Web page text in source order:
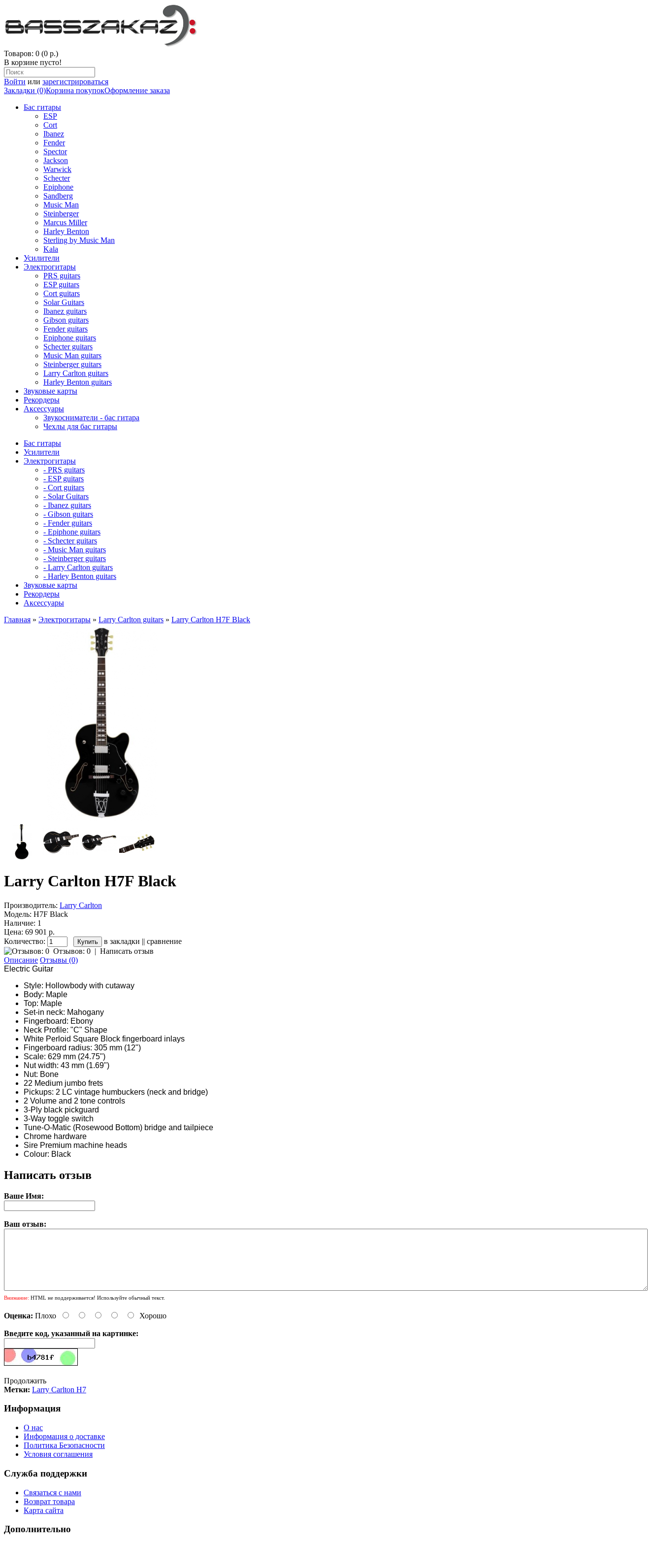
Товаров: 0 (0 р.)
В корзине пусто!
Войти или зарегистрироваться
Закладки (0)Корзина покупокОформление заказа
Бас гитары
ESP
Cort
Ibanez
Fender
Spector
Jackson
Warwick
Schecter
Epiphone
Sandberg
Music Man
Steinberger
Marcus Miller
Harley Benton
Sterling by Music Man
Kala
Усилители
Электрогитары
PRS guitars
ESP guitars
Cort guitars
Solar Guitars
Ibanez guitars
Gibson guitars
Fender guitars
Epiphone guitars
Schecter guitars
Music Man guitars
Steinberger guitars
Larry Carlton guitars
Harley Benton guitars
Звуковые карты
Рекордеры
Аксессуары
Звукосниматели - бас гитара
Чехлы для бас гитары
Бас гитары
Усилители
Электрогитары
- PRS guitars
- ESP guitars
- Cort guitars
- Solar Guitars
- Ibanez guitars
- Gibson guitars
- Fender guitars
- Epiphone guitars
- Schecter guitars
- Music Man guitars
- Steinberger guitars
- Larry Carlton guitars
- Harley Benton guitars
Звуковые карты
Рекордеры
Аксессуары
Главная » Электрогитары » Larry Carlton guitars » Larry Carlton H7F Black
Larry Carlton H7F Black
Производитель: Larry Carlton
Модель: H7F Black
Наличие: 1
Цена: 69 901 р.
Количество:
в закладки || сравнение
Отзывов: 0 | Написать отзыв
Описание Отзывы (0)
Electric Guitar
Style: Hollowbody with cutaway
Body: Maple
Top: Maple
Set-in neck: Mahogany
Fingerboard: Ebony
Neck Profile: "C" Shape
White Perloid Square Block fingerboard inlays
Fingerboard radius: 305 mm (12")
Scale: 629 mm (24.75")
Nut width: 43 mm (1.69")
Nut: Bone
22 Medium jumbo frets
Pickups: 2 LC vintage humbuckers (neck and bridge)
2 Volume and 2 tone controls
3-Ply black pickguard
3-Way toggle switch
Tune-O-Matic (Rosewood Bottom) bridge and tailpiece
Chrome hardware
Sire Premium machine heads
Colour: Black
Написать отзыв
Ваше Имя:
Ваш отзыв:
Внимание: HTML не поддерживается! Используйте обычный текст.
Оценка: Плохо Хорошо
Введите код, указанный на картинке:
Продолжить
Метки: Larry Carlton H7
Информация
О нас
Информация о доставке
Политика Безопасности
Условия соглашения
Служба поддержки
Связаться с нами
Возврат товара
Карта сайта
Дополнительно